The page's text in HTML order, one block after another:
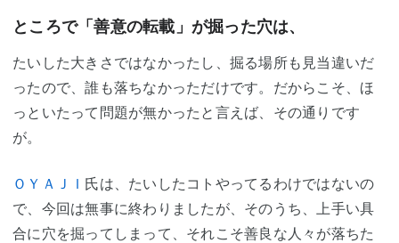
ところで「善意の転載」が掘った穴は、
たいした大きさではなかったし、掘る場所も見当違いだ
ったので、誰も落ちなかっただけです。だからこそ、ほ
っといたって問題が無かったと言えば、その通りです
が。
ＯＹＡＪＩ 氏は、たいしたコトやってるわけではないの
で、今回は無事に終わりましたが、そのうち、上手い具
合に穴を掘ってしまって、それこそ善良な人々が落ちた